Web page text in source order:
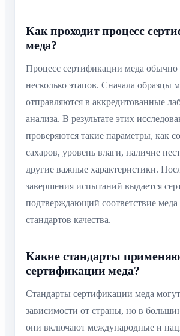
Как проходит процесс
меда?
Процесс сертификации меда обычно
несколько этапов. Сначала образцы
отправляются в аккредитованные
анализа. В результате этих
проверяются такие параметры, как
сахаров, уровень влаги, наличие
другие важные характеристики.
завершения испытаний выдается
подтверждающий соответствие меда
стандартов качества.
Какие стандарты
сертификации меда?
Стандарты сертификации меда могут
зависимости от страны, но в
они включают международные и